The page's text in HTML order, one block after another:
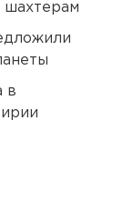
шахтерам
в